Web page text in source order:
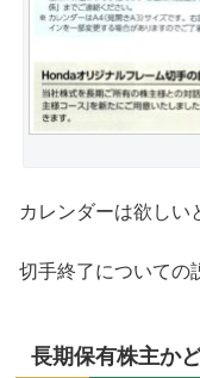
カレンダーは欲しい
切手終了についての
長期保有株主か